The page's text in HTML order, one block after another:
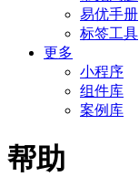
易优手册
标签工具
更多
小程序
组件库
案例库
帮助